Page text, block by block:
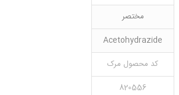
مختصر
Acetohydrazide
کد محصول مرک
820556